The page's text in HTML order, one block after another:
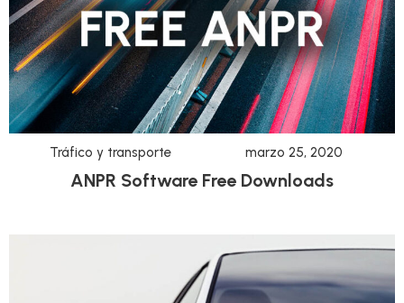
Tráfico y transporte marzo 25, 2020
ANPR Software Free Downloads